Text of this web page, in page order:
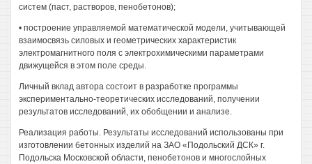
систем (паст, растворов, пенобетонов);
• построение управляемой математической модели, учитывающей
взаимосвязь силовых и геометрических характеристик
электромагнитного поля с электрохимическими параметрами
движущейся в этом поле среды.
Личный вклад автора состоит в разработке программы
экспериментально-теоретических исследований, получении
результатов исследований, их обобщении и анализе.
Реализация работы. Результаты исследований использованы при
изготовлении бетонных изделий на ЗАО «Подольский ДСК» г.
Подольска Московской области, пенобетонов и многослойных